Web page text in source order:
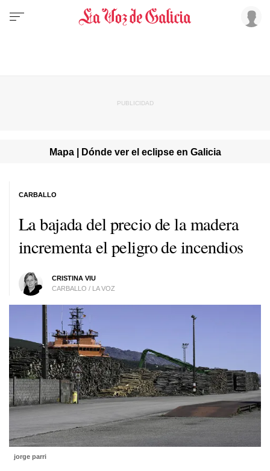
Mapa | Dónde ver el eclipse en Galicia
La bajada del precio de la madera
incrementa el peligro de incendios
CRISTINA VIU
CARBALLO / LA VOZ
CARBALLO
jorge parri